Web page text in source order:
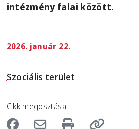
intézmény falai között.
2026. január 22.
Szociális terület
Cikk megosztása: